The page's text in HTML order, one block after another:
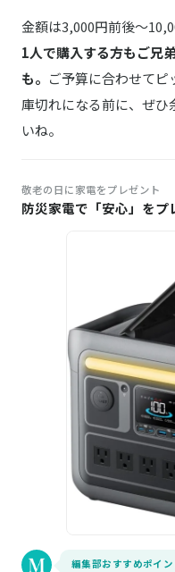
金額は3,000円前後～
1人で購入する方もご兄
も。 ご予算に合わせて
庫切れになる前に、ぜひ
いね。
敬老の日に家電をプレゼント
防災家電で「安心」をプ
編集部おすすめポイン